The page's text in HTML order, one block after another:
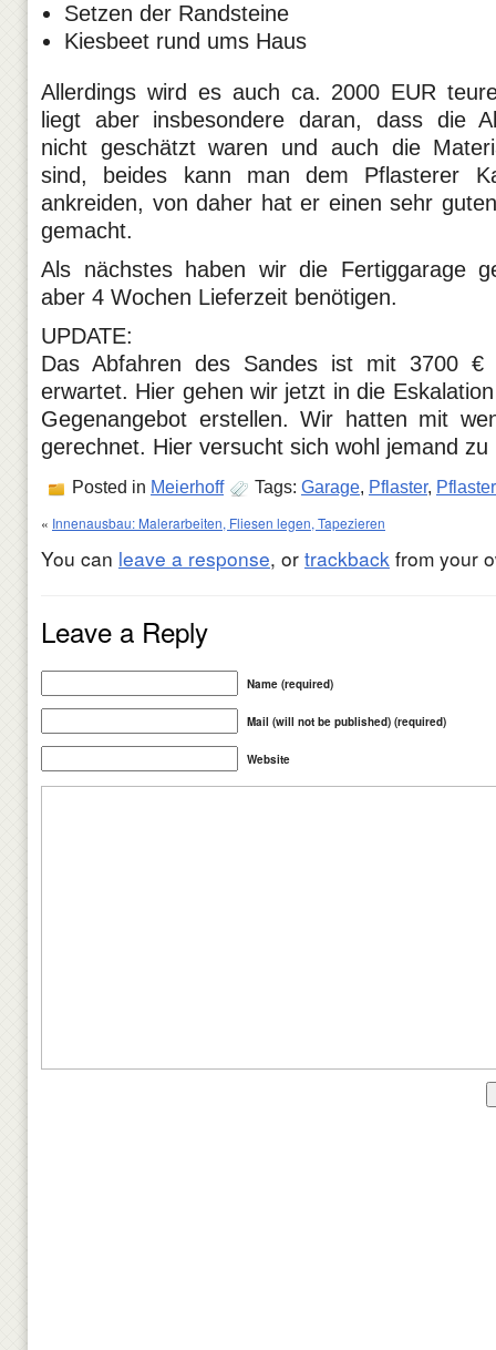
Setzen der Randsteine
Kiesbeet rund ums Haus
Allerdings wird es auch ca. 2000 EUR
liegt aber insbesondere daran, dass die
nicht geschätzt waren und auch die
sind, beides kann man dem Pflasterer
ankreiden, von daher hat er einen sehr
gemacht.
Als nächstes haben wir die Fertiggarage
aber 4 Wochen Lieferzeit benötigen.
UPDATE:
Das Abfahren des Sandes ist mit 3700 €
erwartet. Hier gehen wir jetzt in die
Gegenangebot erstellen. Wir hatten mit
gerechnet. Hier versucht sich wohl jemand zu
Posted in Meierhoff Tags: Garage, Pflaster,
« Innenausbau: Malerarbeiten, Fliesen legen, Tapezieren
You can leave a response, or trackback from your
Leave a Reply
Name (required)
Mail (will not be published) (required)
Website